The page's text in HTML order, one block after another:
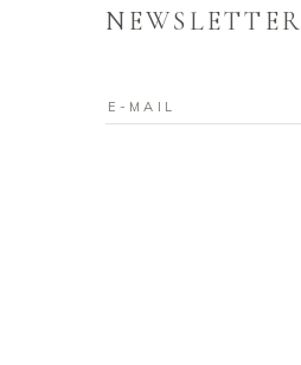
NEWSLETTER